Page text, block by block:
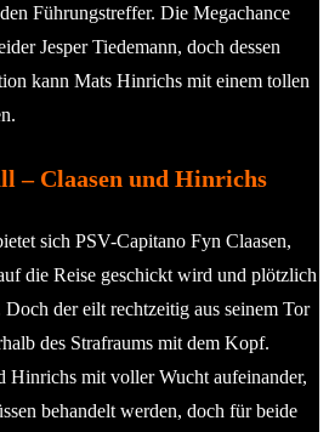
Führungstreffer. Die Megachance
Jesper Tiedemann, doch dessen
kann Mats Hinrichs mit einem tollen
– Claasen und Hinrichs
sich PSV-Capitano Fyn Claasen,
die Reise geschickt wird und plötzlich
der eilt rechtzeitig aus seinem Tor
des Strafraums mit dem Kopf.
Hinrichs mit voller Wucht aufeinander,
behandelt werden, doch für beide